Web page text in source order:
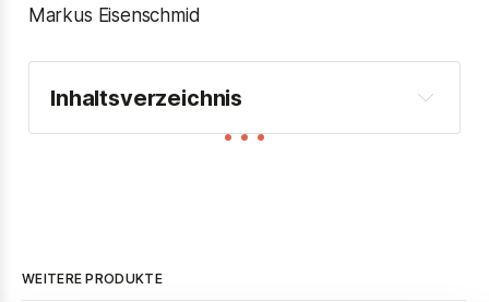
Markus Eisenschmid
Inhaltsverzeichnis
Tim Stützle: Die Abenteuer des jungen Tim
Bundesliga
WEITERE PRODUKTE